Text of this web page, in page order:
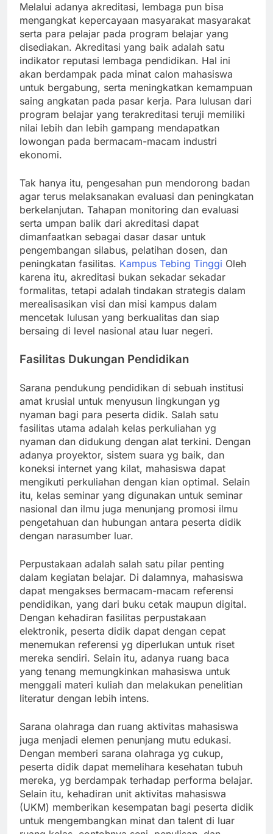
Melalui adanya akreditasi, lembaga pun bisa
mengangkat kepercayaan masyarakat masyarakat
serta para pelajar pada program belajar yang
disediakan. Akreditasi yang baik adalah satu
indikator reputasi lembaga pendidikan. Hal ini
akan berdampak pada minat calon mahasiswa
untuk bergabung, serta meningkatkan kemampuan
saing angkatan pada pasar kerja. Para lulusan dari
program belajar yang terakreditasi teruji memiliki
nilai lebih dan lebih gampang mendapatkan
lowongan pada bermacam-macam industri
ekonomi.
Tak hanya itu, pengesahan pun mendorong badan
agar terus melaksanakan evaluasi dan peningkatan
berkelanjutan. Tahapan monitoring dan evaluasi
serta umpan balik dari akreditasi dapat
dimanfaatkan sebagai dasar dasar untuk
pengembangan silabus, pelatihan dosen, dan
peningkatan fasilitas. Kampus Tebing Tinggi Oleh
karena itu, akreditasi bukan sekadar sekadar
formalitas, tetapi adalah tindakan strategis dalam
merealisasikan visi dan misi kampus dalam
mencetak lulusan yang berkualitas dan siap
bersaing di level nasional atau luar negeri.
Fasilitas Dukungan Pendidikan
Sarana pendukung pendidikan di sebuah institusi
amat krusial untuk menyusun lingkungan yg
nyaman bagi para peserta didik. Salah satu
fasilitas utama adalah kelas perkuliahan yg
nyaman dan didukung dengan alat terkini. Dengan
adanya proyektor, sistem suara yg baik, dan
koneksi internet yang kilat, mahasiswa dapat
mengikuti perkuliahan dengan kian optimal. Selain
itu, kelas seminar yang digunakan untuk seminar
nasional dan ilmu juga menunjang promosi ilmu
pengetahuan dan hubungan antara peserta didik
dengan narasumber luar.
Perpustakaan adalah salah satu pilar penting
dalam kegiatan belajar. Di dalamnya, mahasiswa
dapat mengakses bermacam-macam referensi
pendidikan, yang dari buku cetak maupun digital.
Dengan kehadiran fasilitas perpustakaan
elektronik, peserta didik dapat dengan cepat
menemukan referensi yg diperlukan untuk riset
mereka sendiri. Selain itu, adanya ruang baca
yang tenang memungkinkan mahasiswa untuk
menggali materi kuliah dan melakukan penelitian
literatur dengan lebih intens.
Sarana olahraga dan ruang aktivitas mahasiswa
juga menjadi elemen penunjang mutu edukasi.
Dengan memberi sarana olahraga yg cukup,
peserta didik dapat memelihara kesehatan tubuh
mereka, yg berdampak terhadap performa belajar.
Selain itu, kehadiran unit aktivitas mahasiswa
(UKM) memberikan kesempatan bagi peserta didik
untuk mengembangkan minat dan talent di luar